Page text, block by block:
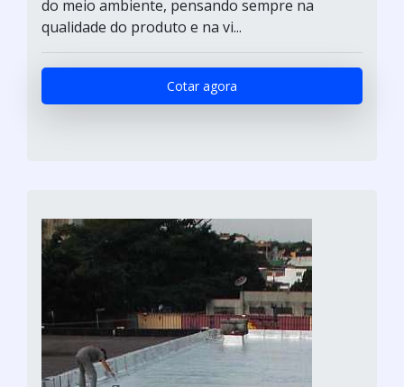
do meio ambiente, pensando sempre na
qualidade do produto e na vi...
Cotar agora